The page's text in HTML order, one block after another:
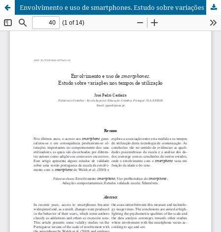
Envolvimento e uso de smartphones. Estudo sobre variações nos tempos de utilização